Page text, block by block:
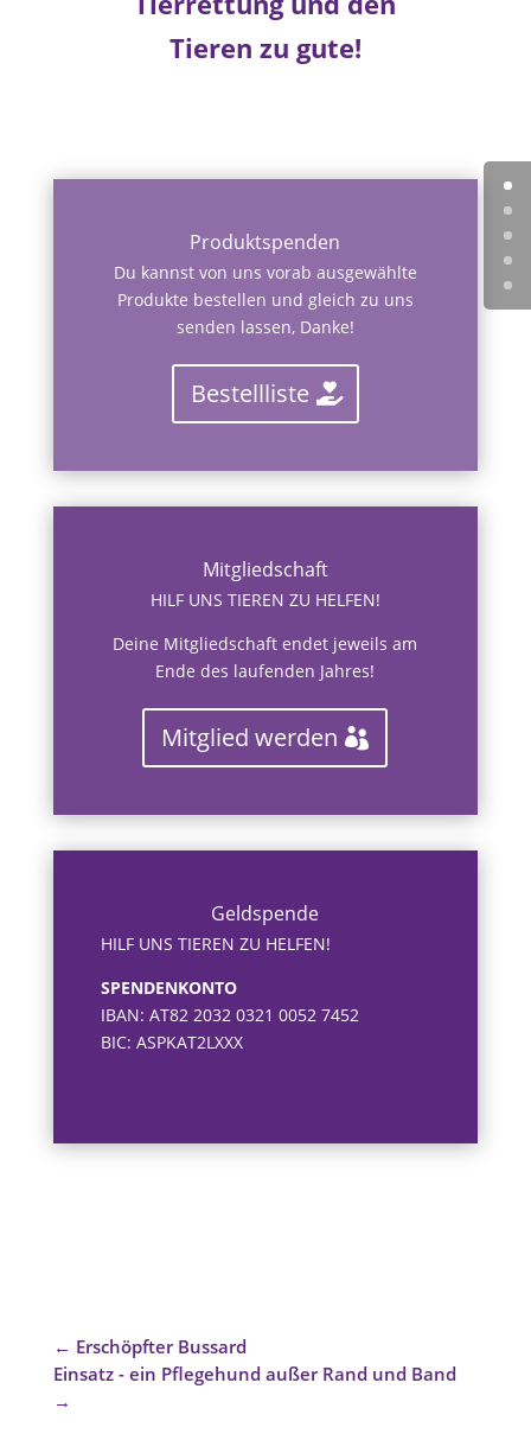
Tieren zu gute!
Produktspenden
Du kannst von uns vorab ausgewählte
Produkte bestellen und gleich zu uns
senden lassen, Danke!
Bestellliste
Mitgliedschaft
HILF UNS TIEREN ZU HELFEN!
Deine Mitgliedschaft endet jeweils am
Ende des laufenden Jahres!
Mitglied werden
Geldspende
HILF UNS TIEREN ZU HELFEN!
SPENDENKONTO
IBAN: AT82 2032 0321 0052 7452
BIC: ASPKAT2LXXX
← Erschöpfter Bussard
Einsatz - ein Pflegehund außer Rand und Band
→